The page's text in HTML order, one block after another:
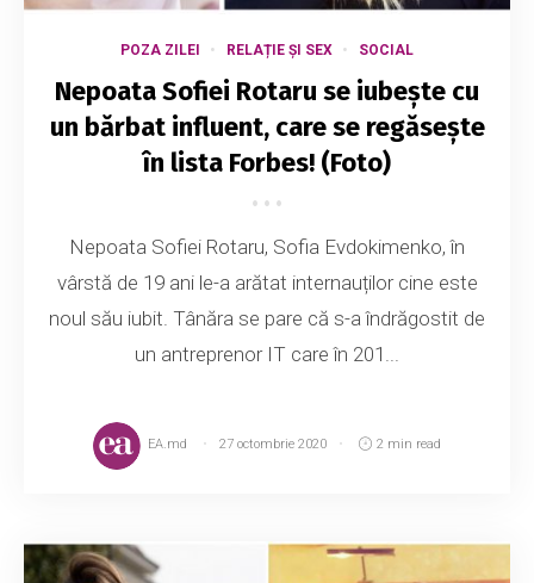
POZA ZILEI RELAȚIE ȘI SEX SOCIAL
Nepoata Sofiei Rotaru se iubește cu
un bărbat influent, care se regăsește
în lista Forbes! (Foto)
Nepoata Sofiei Rotaru, Sofia Evdokimenko, în
vârstă de 19 ani le-a arătat internauților cine este
noul său iubit. Tânăra se pare că s-a îndrăgostit de
un antreprenor IT care în 201...
EA.md 27 octombrie 2020 2 min read